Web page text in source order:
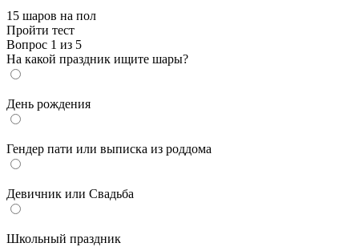
15 шаров на пол
Пройти тест
Вопрос 1 из 5
На какой праздник ищите шары?
День рождения
Гендер пати или выписка из роддома
Девичник или Свадьба
Школьный праздник